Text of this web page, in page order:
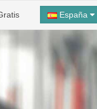
España